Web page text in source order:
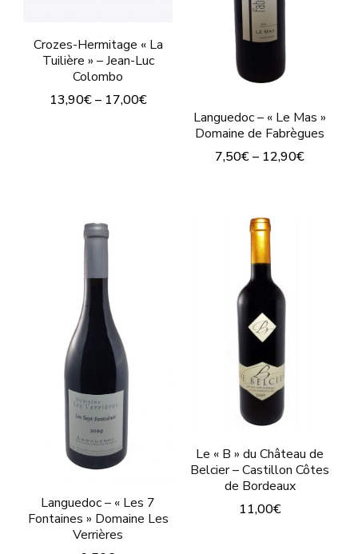
la
page
du
choisies
sur
page
du
produit
Crozes-Hermitage « La
Tuilière » – Jean-Luc
Colombo
13,90€– 17,00€
variations.
Les
options
peuvent
être
choisies
sur
la
page
du
produit
Languedoc – « Le Mas »
Domaine de Fabrègues
7,50€– 12,90€
a
plusieurs
variations.
Les
options
peuvent
être
choisies
sur
la
page
du
Languedoc – « Les 7
Fontaines » Domaine Les
Verrières
Le « B » du Château de
Belcier – Castillon Côtes
de Bordeaux
11,00€